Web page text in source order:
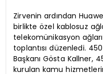
Zirvenin ardından
birlikte özel kablosuz
telekomünikasyon
toplantısı düzenledi.
Başkanı Gösta Kallner,
kurulan kamu